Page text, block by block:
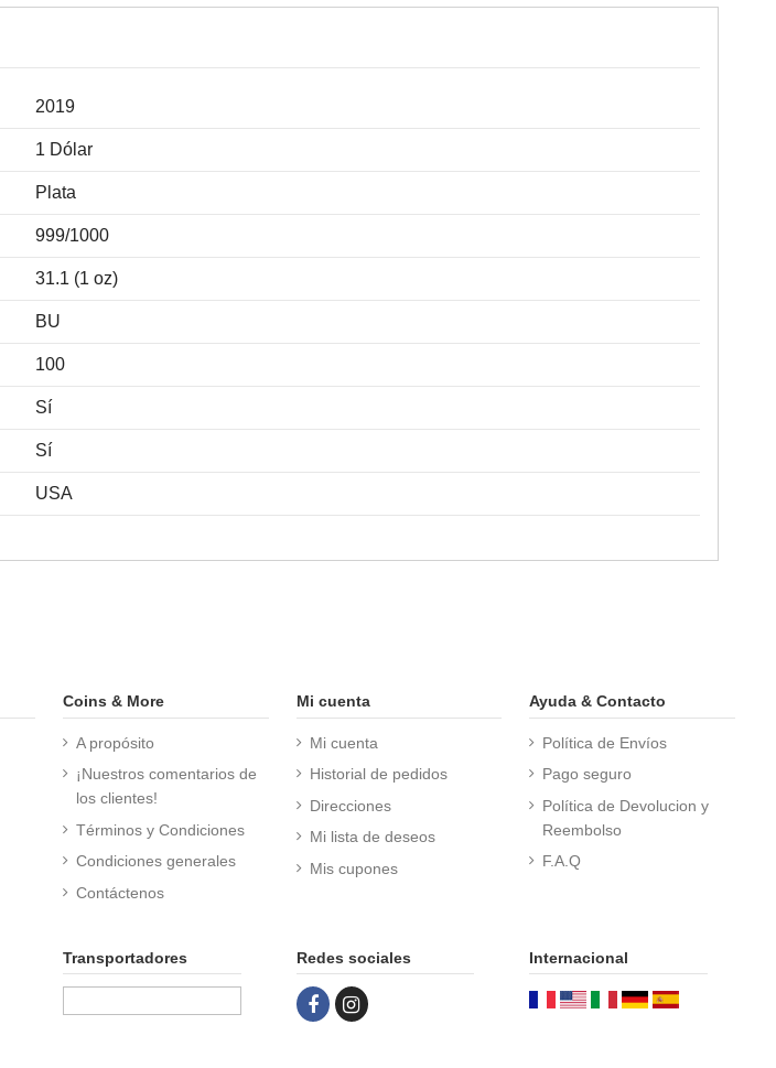
2019
1 Dólar
Plata
999/1000
31.1 (1 oz)
BU
100
Sí
Sí
USA
Coins & More
A propósito
¡Nuestros comentarios de
los clientes!
Términos y Condiciones
Condiciones generales
Contáctenos
Mi cuenta
Mi cuenta
Historial de pedidos
Direcciones
Mi lista de deseos
Mis cupones
Ayuda & Contacto
Política de Envíos
Pago seguro
Política de Devolucion y
Reembolso
F.A.Q
Transportadores Redes sociales Internacional